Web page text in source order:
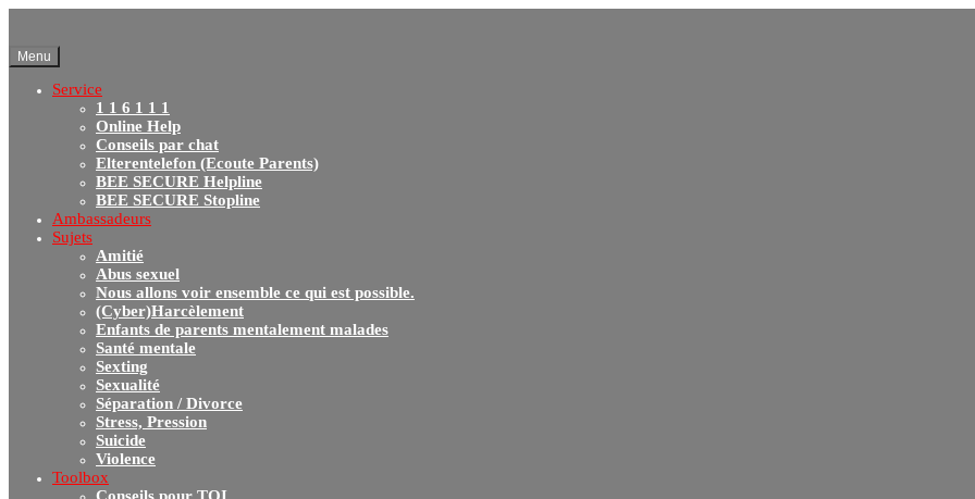
Menu
Service
1 1 6 1 1 1
Online Help
Conseils par chat
Elterentelefon (Ecoute Parents)
BEE SECURE Helpline
BEE SECURE Stopline
Ambassadeurs
Sujets
Amitié
Abus sexuel
Nous allons voir ensemble ce qui est possible.
(Cyber)Harcèlement
Enfants de parents mentalement malades
Santé mentale
Sexting
Sexualité
Séparation / Divorce
Stress, Pression
Suicide
Violence
Toolbox